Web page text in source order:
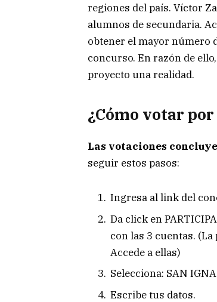
regiones del país. Víctor
alumnos de secundaria.
obtener el mayor número
concurso. En razón de
proyecto una realidad.
¿Cómo votar
Las votaciones
seguir estos pasos:
Ingresa al link del
Da click en
con las 3 cuentas.
Accede a ellas)
Selecciona: SAN
Escribe tus datos.